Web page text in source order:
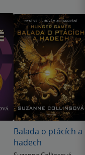
Balada o ptácích a
hadech